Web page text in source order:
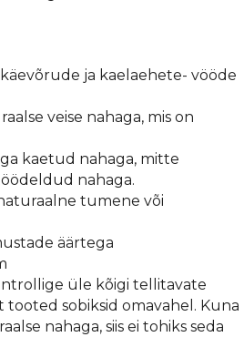
ja kaelaehete- vööde
veise nahaga, mis on
kaetud nahaga, mitte
nahaga.
tumene või
äärtega
üle kõigi tellitavate
tooted sobiksid omavahel. Kuna
nahaga, siis ei tohiks seda